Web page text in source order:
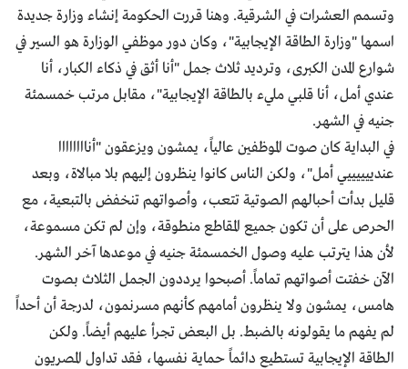
وتسمم العشرات في الشرقية. وهنا قررت الحكومة إنشاء وزارة جديدة
اسمها "وزارة الطاقة الإيجابية"، وكان دور موظفي الوزارة هو السير في
شوارع المدن الكبرى، وترديد ثلاث جمل "أنا أثق في ذكاء الكبار، أنا
عندي أمل، أنا قلبي مليء بالطاقة الإيجابية"، مقابل مرتب خمسمئة
جنيه في الشهر.
في البداية كان صوت الموظفين عالياً، يمشون ويزعقون "أناااااااا
عندييييييي أمل"، ولكن الناس كانوا ينظرون إليهم بلا مبالاة، وبعد
قليل بدأت أحبالهم الصوتية تتعب، وأصواتهم تنخفض بالتبعية، مع
الحرص على أن تكون جميع المقاطع منطوقة، وإن لم تكن مسموعة،
لأن هذا يترتب عليه وصول الخمسمئة جنيه في موعدها آخر الشهر.
الآن خفتت أصواتهم تماماً. أصبحوا يرددون الجمل الثلاث بصوت
هامس، يمشون ولا ينظرون أمامهم كأنهم مسرنمون، لدرجة أن أحداً
لم يفهم ما يقولونه بالضبط. بل البعض تجرأ عليهم أيضاً. ولكن
الطاقة الإيجابية تستطيع دائماً حماية نفسها، فقد تداول المصريون